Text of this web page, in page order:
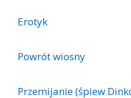
Erotyk
Powrót wiosny
Przemijanie (śpiew